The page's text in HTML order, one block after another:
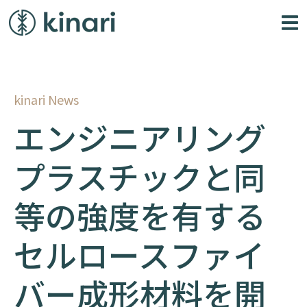
kinari News
エンジニアリング
プラスチックと同
等の強度を有する
セルロースファイ
バー成形材料を開